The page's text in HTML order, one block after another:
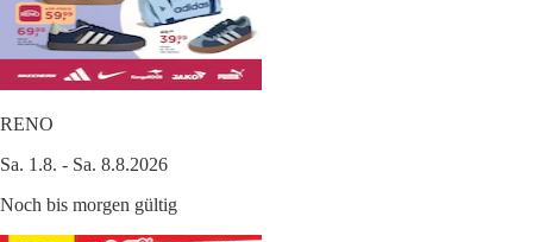
RENO
Sa. 1.8. - Sa. 8.8.2026
Noch bis morgen gültig